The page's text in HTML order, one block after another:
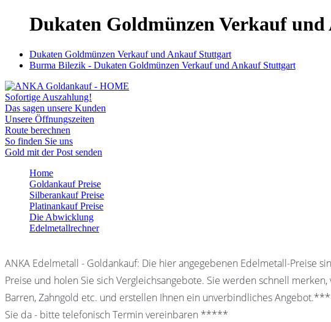
Dukaten Goldmünzen Verkauf
Dukaten Goldmünzen Verkauf und Ankauf Stuttgart
Burma Bilezik - Dukaten Goldmünzen Verkauf und Ankauf Stuttgart
Sofortige Auszahlung!
Das sagen unsere Kunden
Unsere Öffnungszeiten
Route berechnen
So finden Sie uns
Gold mit der Post senden
Home
Goldankauf Preise
Silberankauf Preise
Platinankauf Preise
Die Abwicklung
Edelmetallrechner
ANKA Edelmetall - Goldankauf: Die hier angegebenen Edelmetall-Preise
Preise und holen Sie sich Vergleichsangebote. Sie werden schnell
Barren, Zahngold etc. und erstellen Ihnen ein unverbindliches
Sie da - bitte telefonisch Termin vereinbaren *****